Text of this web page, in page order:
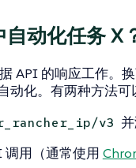
动化任务 X
API 的响应工作。
动化。有两种方法可
v3
调用（通常使用